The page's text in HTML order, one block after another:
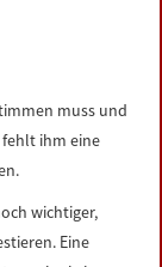
muss und
ihm eine
wichtiger,
Eine